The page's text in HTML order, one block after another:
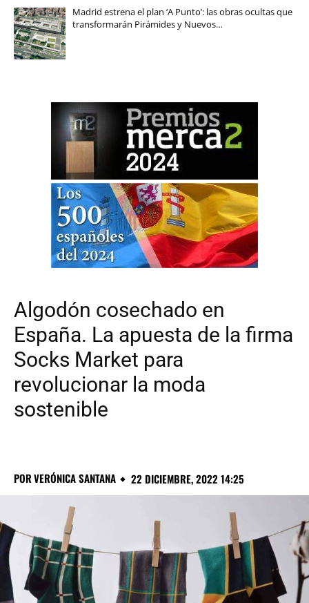
Madrid estrena el plan ‘A Punto’: las obras ocultas que
transformarán Pirámides y Nuevos…
Algodón cosechado en
España. La apuesta de la firma
Socks Market para
revolucionar la moda
sostenible
PORVERÓNICA SANTANA 22 DICIEMBRE, 2022 14:25